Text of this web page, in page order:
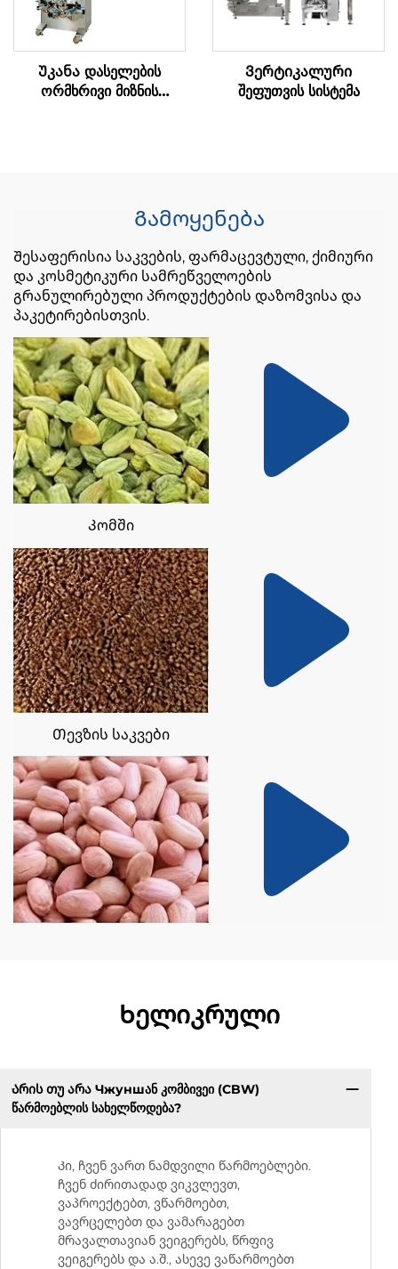
Უკანა დასელების
ორმხრივი მიზნის
Ვერტიკალური
შეფუთვის სისტემა
Გამოყენება
Შესაფერისია საკვების, ფარმაცევტული, ქიმიური
და კოსმეტიკური სამრეწველოების
გრანულირებული პროდუქტების დაზომვისა და
პაკეტირებისთვის.
Კომში
Თევზის საკვები
Ხელიკრული
Არის თუ არა Чжуншან კომბივეი (CBW)
წარმოებლის სახელწოდება?
Კი, ჩვენ ვართ ნამდვილი წარმოებლები.
ჩვენ ძირითადად ვიკვლევთ,
ვაპროექტებთ, ვწარმოებთ,
ვავრცელებთ და ვამარაგებთ
მრავალთავიან ვეიგერებს, წრფივ
ვეიგერებს და ა.შ., ასევე ვაწარმოებთ